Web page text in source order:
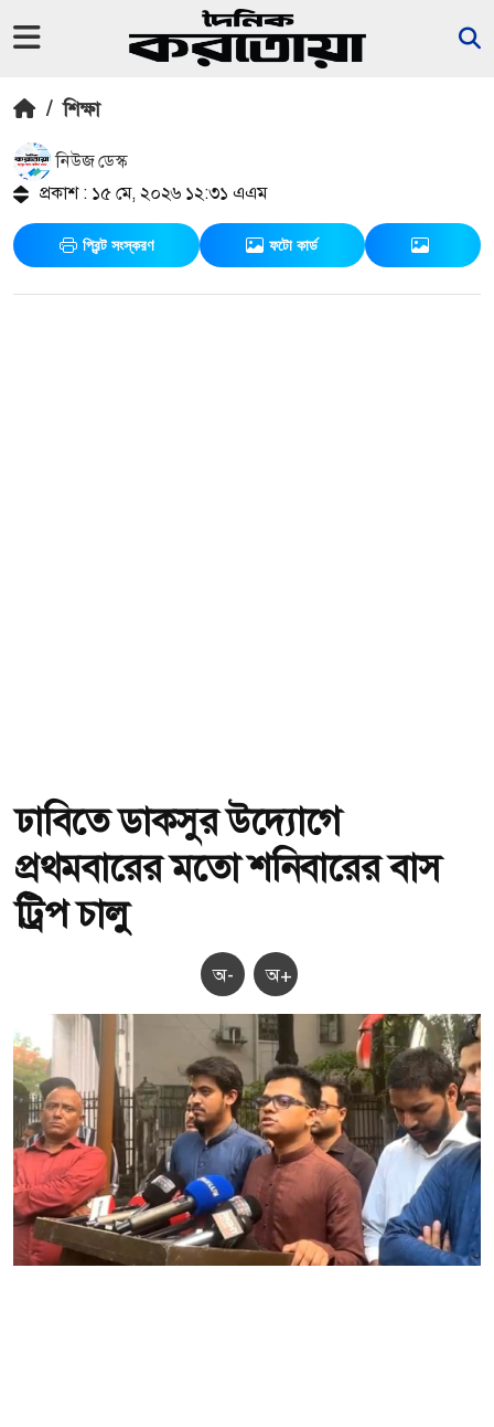
/ শিক্ষা
নিউজ ডেস্ক
প্রকাশ : ১৫ মে, ২০২৬ ১২:৩১ এএম
প্রিন্ট সংস্করণ ফটো কার্ড
ঢাবিতে ডাকসুর উদ্যোগে
প্রথমবারের মতো শনিবারের বাস
ট্রিপ চালু
অ- অ+